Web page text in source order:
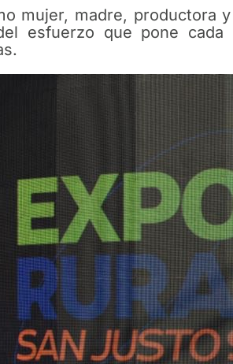
mujer, madre, productora
esfuerzo que pone cada